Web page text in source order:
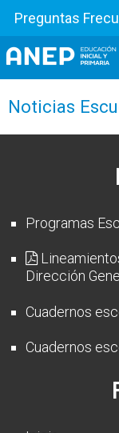
Preguntas
Divisiones
Programas
ATD
Documentos
Noticias
Programas
Dirección
Cuadernos
Cuadernos